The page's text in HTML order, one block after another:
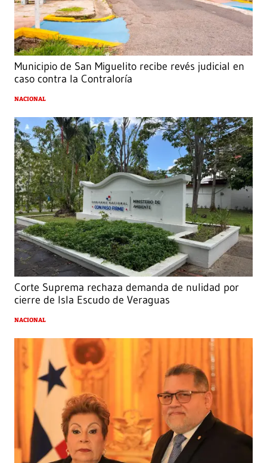
Municipio de San Miguelito recibe revés judicial en
caso contra la Contraloría
NACIONAL
Corte Suprema rechaza demanda de nulidad por
cierre de Isla Escudo de Veraguas
NACIONAL